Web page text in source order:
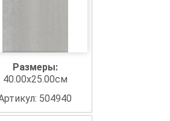
Размеры:
40.00x25.00см
504940